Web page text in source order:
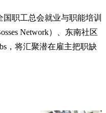
职工总会就业与职能培训
Network）、东南社区
，将汇聚潜在雇主把职缺